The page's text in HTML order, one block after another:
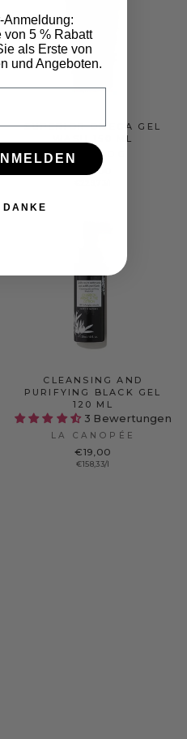
SUPERIOR OMEGA GEL
WASH 150 ML
HOLIFROG
€34,00
CLEANSING AND
PURIFYING BLACK GEL
120 ML
3 Bewertungen
LA CANOPÉE
€19,00
€158,33/l
Anmeldung:
von 5 % Rabatt
als Erste von
und Angeboten.
DANKE